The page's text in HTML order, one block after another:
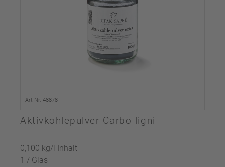
Art-Nr. 48878
Aktivkohlepulver Carbo ligni
0,100 kg/l Inhalt
1 / Glas